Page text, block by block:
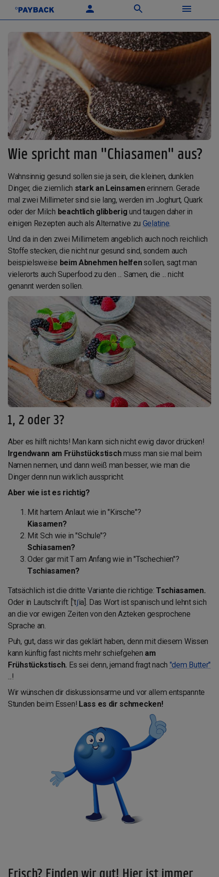
Wie spricht man "Chiasamen" aus?
Wahnsinnig gesund sollen sie ja sein, die kleinen, dunklen
Dinger, die ziemlich stark an Leinsamenerinnern. Gerade
mal zwei Millimeter sind sie lang, werden im Joghurt, Quark
oder der Milch beachtlich glibberig und taugen daher in
einigen Rezepten auch als Alternative zu Gelatine.
Und da in den zwei Millimetern angeblich auch noch reichlich
Stoffe stecken, die nicht nur gesund sind, sondern auch
beispielsweise beim Abnehmen helfensollen, sagt man
vielerorts auch Superfood zu den ... Samen, die ... nicht
genannt werden sollen.
1, 2 oder 3?
Aber es hilft nichts! Man kann sich nicht ewig davor drücken!
Irgendwann am Frühstückstischmuss man sie mal beim
Namen nennen, und dann weiß man besser, wie man die
Dinger denn nun wirklich ausspricht.
Aber wie ist es richtig?
Mit hartem Anlaut wie in "Kirsche"?
Kiasamen?
Mit Sch wie in "Schule"?
Schiasamen?
Oder gar mit T am Anfang wie in "Tschechien"?
Tschiasamen?
Tatsächlich ist die dritte Variante die richtige: Tschiasamen.
Oder in Lautschrift: ['t​ʃia]​. Das Wort ist spanisch und lehnt sich
an die vor ewigen Zeiten von den Azteken gesprochene
Sprache an.
Puh, gut, dass wir das geklärt haben, denn mit diesem Wissen
kann künftig fast nichts mehr schiefgehen am
Frühstückstisch. Es sei denn, jemand fragt nach "dem Butter"
...!
Wir wünschen dir diskussionsarme und vor allem entspannte
Stunden beim Essen! Lass es dir schmecken!
Frisch? Finden wir gut! Hier ist immer